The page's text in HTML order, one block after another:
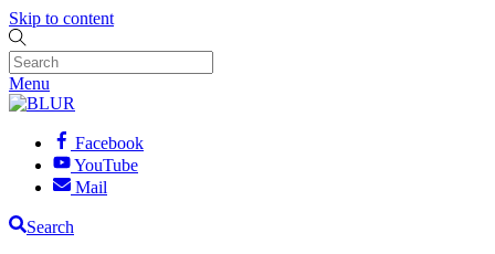
Skip to content
Menu
Facebook
YouTube
Mail
Search